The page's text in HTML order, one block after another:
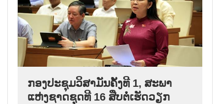
ກອງປະຊຸມວິສາມັນຄັ້ງທີ 1, ສະພາ
ແຫ່ງຊາດຊຸດທີ 16 ສືບຕໍ່ເຮັດວຽກ